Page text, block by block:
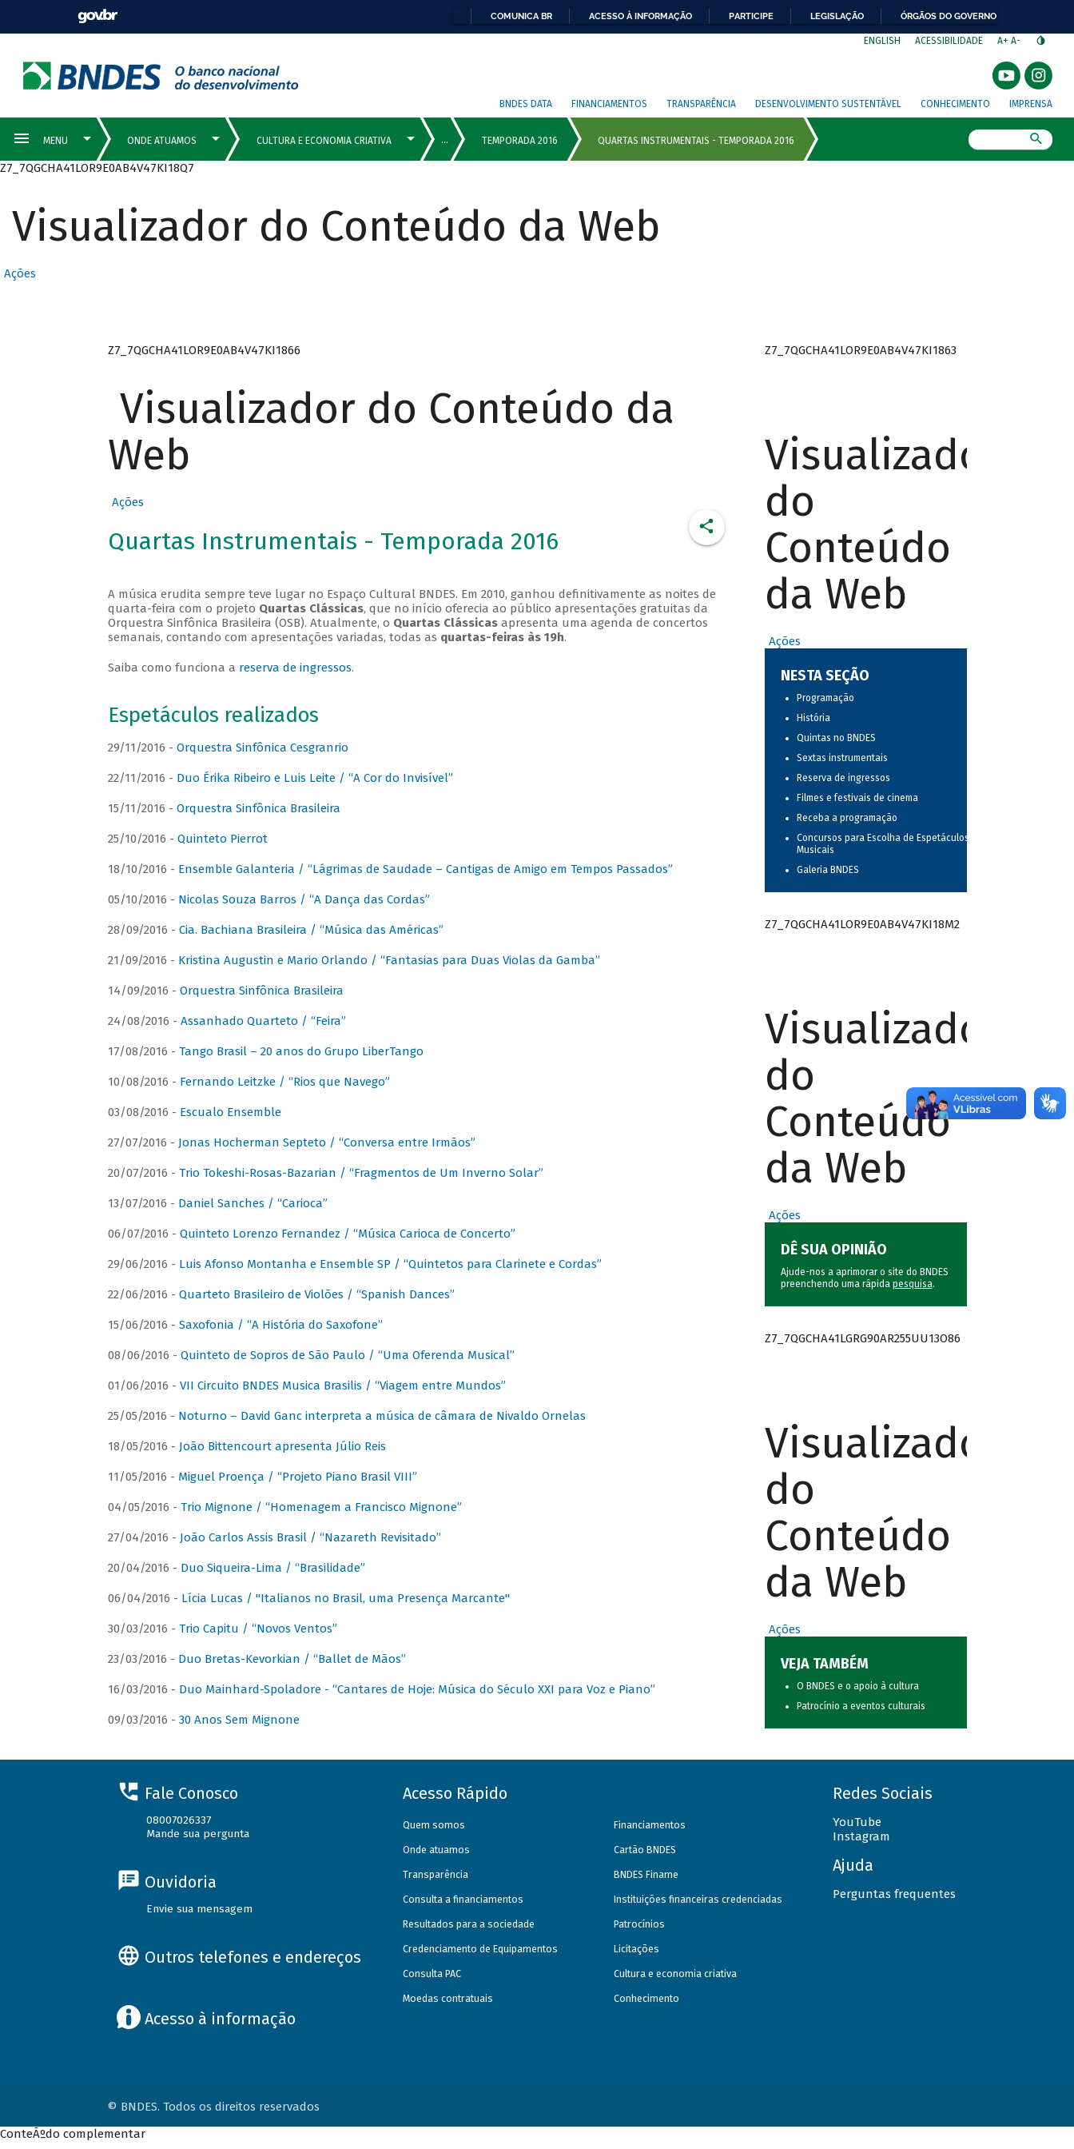
COMUNICA BR ACESSO À INFORMAÇÃO PARTICIPE LEGISLAÇÃO ÓRGÃOS DO GOVERNO
ENGLISH ACESSIBILIDADE A+ A-
BNDES DATA FINANCIAMENTOS TRANSPARÊNCIA DESENVOLVIMENTO SUSTENTÁVEL CONHECIMENTO IMPRENSA
Z7_7QGCHA41LOR9E0AB4V47KI18Q7
Visualizador do Conteúdo da Web
Ações
Z7_7QGCHA41LOR9E0AB4V47KI1866
Visualizador do Conteúdo da
Web
Ações
Quartas Instrumentais - Temporada 2016
A música erudita sempre teve lugar no Espaço Cultural BNDES. Em 2010, ganhou definitivamente as noites de
quarta-feira com o projeto Quartas Clássicas, que no início oferecia ao público apresentações gratuitas da
Orquestra Sinfônica Brasileira (OSB). Atualmente, o Quartas Clássicasapresenta uma agenda de concertos
semanais, contando com apresentações variadas, todas as quartas-feiras às 19h.
Saiba como funciona a reserva de ingressos.
Espetáculos realizados
29/11/2016 - Orquestra Sinfônica Cesgranrio
22/11/2016 - Duo Érika Ribeiro e Luis Leite / “A Cor do Invisível”
15/11/2016 - Orquestra Sinfônica Brasileira
25/10/2016 - Quinteto Pierrot
18/10/2016 - Ensemble Galanteria / “Lágrimas de Saudade – Cantigas de Amigo em Tempos Passados”
05/10/2016 - Nicolas Souza Barros / “A Dança das Cordas”
28/09/2016 - Cia. Bachiana Brasileira / “Música das Américas”
21/09/2016 - Kristina Augustin e Mario Orlando / “Fantasias para Duas Violas da Gamba”
14/09/2016 - Orquestra Sinfônica Brasileira
24/08/2016 - Assanhado Quarteto / “Feira”
17/08/2016 - Tango Brasil – 20 anos do Grupo LiberTango
10/08/2016 - Fernando Leitzke / “Rios que Navego”
03/08/2016 - Escualo Ensemble
27/07/2016 - Jonas Hocherman Septeto / “Conversa entre Irmãos”
20/07/2016 - Trio Tokeshi-Rosas-Bazarian / “Fragmentos de Um Inverno Solar”
13/07/2016 - Daniel Sanches / “Carioca”
06/07/2016 - Quinteto Lorenzo Fernandez / “Música Carioca de Concerto”
29/06/2016 - Luis Afonso Montanha e Ensemble SP / “Quintetos para Clarinete e Cordas”
22/06/2016 - Quarteto Brasileiro de Violões / “Spanish Dances”
15/06/2016 - Saxofonia / “A História do Saxofone”
08/06/2016 - Quinteto de Sopros de São Paulo / “Uma Oferenda Musical”
01/06/2016 - VII Circuito BNDES Musica Brasilis / “Viagem entre Mundos”
25/05/2016 - Noturno – David Ganc interpreta a música de câmara de Nivaldo Ornelas
18/05/2016 - João Bittencourt apresenta Júlio Reis
11/05/2016 - Miguel Proença / “Projeto Piano Brasil VIII”
04/05/2016 - Trio Mignone / “Homenagem a Francisco Mignone”
27/04/2016 - João Carlos Assis Brasil / “Nazareth Revisitado”
20/04/2016 - Duo Siqueira-Lima / “Brasilidade”
06/04/2016 - Lícia Lucas / "Italianos no Brasil, uma Presença Marcante"
30/03/2016 - Trio Capitu / “Novos Ventos”
23/03/2016 - Duo Bretas-Kevorkian / “Ballet de Mãos”
16/03/2016 - Duo Mainhard-Spoladore - “Cantares de Hoje: Música do Século XXI para Voz e Piano”
09/03/2016 - 30 Anos Sem Mignone
Z7_7QGCHA41LOR9E0AB4V47KI1863
Visualizador
do
Conteúdo
da Web
Ações
NESTA SEÇÃO
Programação
História
Quintas no BNDES
Sextas instrumentais
Reserva de ingressos
Filmes e festivais de cinema
Receba a programação
Concursos para Escolha de Espetáculos
Musicais
Galeria BNDES
Z7_7QGCHA41LOR9E0AB4V47KI18M2
Visualizador
do
Conteúdo
da Web
Ações
DÊ SUA OPINIÃO
Ajude-nos a aprimorar o site do BNDES
preenchendo uma rápida pesquisa.
Z7_7QGCHA41LGRG90AR255UU13O86
Visualizador
do
Conteúdo
da Web
Ações
VEJA TAMBÉM
O BNDES e o apoio à cultura
Patrocínio a eventos culturais
Fale Conosco
08007026337
Mande sua pergunta
Ouvidoria
Envie sua mensagem
Outros telefones e endereços
Acesso à informação
Acesso Rápido
Quem somos
Onde atuamos
Transparência
Consulta a financiamentos
Resultados para a sociedade
Credenciamento de Equipamentos
Consulta PAC
Moedas contratuais
Financiamentos
Cartão BNDES
BNDES Finame
Instituições financeiras credenciadas
Patrocínios
Licitações
Cultura e economia criativa
Conhecimento
Redes Sociais
YouTube
Instagram
Ajuda
Perguntas frequentes
© BNDES. Todos os direitos reservados
ConteÃºdo complementar